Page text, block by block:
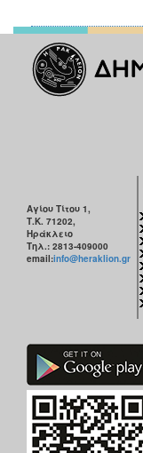
Αγίου Τίτου 1,
Τ.Κ. 71202,
Ηράκλειο
Τηλ.: 2813-409000
email:info@heraklion.gr